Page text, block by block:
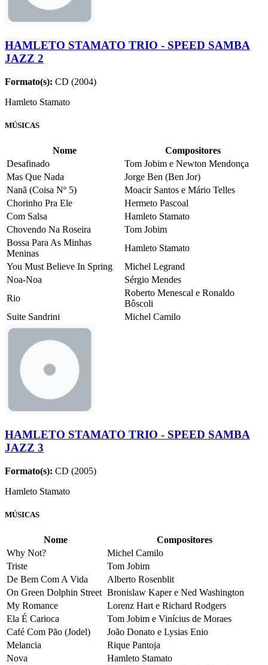
HAMLETO STAMATO TRIO - SPEED SAMBA
JAZZ 2
Formato(s): CD (2004)
Hamleto Stamato
MÚSICAS
Nome
Compositores
Desafinado
Tom Jobim e Newton Mendonça
Mas Que Nada
Jorge Ben (Ben Jor)
Nanã (Coisa Nº 5)
Moacir Santos e Mário Telles
Chorinho Pra Ele
Hermeto Pascoal
Com Salsa
Hamleto Stamato
Chovendo Na Roseira
Tom Jobim
Bossa Para As Minhas
Meninas
Hamleto Stamato
You Must Believe In Spring
Michel Legrand
Noa-Noa
Sérgio Mendes
Rio
Roberto Menescal e Ronaldo
Bôscoli
Suite Sandrini
Michel Camilo
HAMLETO STAMATO TRIO - SPEED SAMBA
JAZZ 3
Formato(s): CD (2005)
Hamleto Stamato
MÚSICAS
Nome
Compositores
Why Not?
Michel Camilo
Triste
Tom Jobim
De Bem Com A Vida
Alberto Rosenblit
On Green Dolphin Street Bronislaw Kaper e Ned Washington
My Romance
Lorenz Hart e Richard Rodgers
Ela É Carioca
Tom Jobim e Vinícius de Moraes
Café Com Pão (Jodel)
João Donato e Lysias Enio
Melancia
Rique Pantoja
Nova
Hamleto Stamato